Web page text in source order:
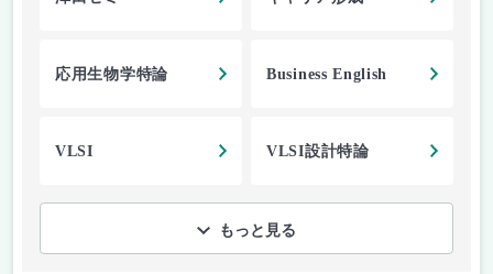
応用生物学特論 Business English
VLSI VLSI設計特論
もっと見る